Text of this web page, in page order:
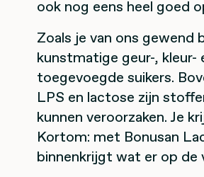
ook nog eens heel goed
Zoals je van ons
kunstmatige geur-, kleur-
toegevoegde suikers.
LPS en lactose zijn
kunnen veroorzaken. Je
Kortom: met Bonusan
binnenkrijgt wat er op de